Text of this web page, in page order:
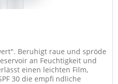
Beruhigt raue und spröde
an Feuchtigkeit und
einen leichten Film,
30 die empfi ndliche